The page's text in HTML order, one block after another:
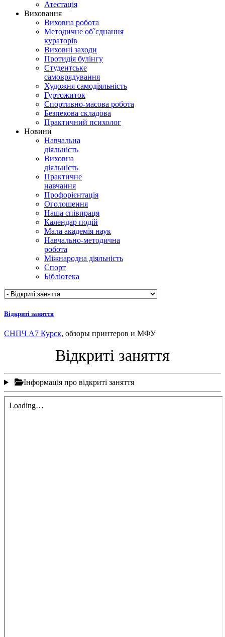
Атестація
Виховання
Виховна робота
Методичне об`єднання
кураторів
Виховні заходи
Протидія булінгу
Студентське
самоврядування
Художня самодіяльність
Гуртожиток
Спортивно-масова робота
Безпекова складова
Практичний психолог
Новини
Навчальна
діяльність
Виховна
діяльність
Практичне
навчання
Профорієнтація
Оголошення
Наша співпраця
Календар подій
Мала академія наук
Навчально-методична
робота
Міжнародна діяльність
Спорт
Бібліотека
Відкриті заняття
СНПЧ А7 Курск, обзоры принтеров и МФУ
Відкриті заняття
Інформація про відкриті заняття